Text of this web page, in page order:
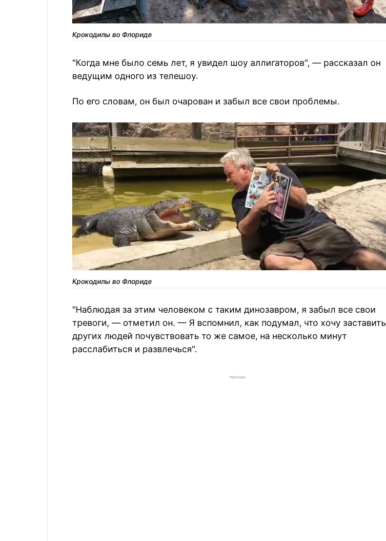
Крокодилы во Флориде
"Когда мне было семь лет, я увидел шоу аллигаторов", — рассказал он
ведущим одного из телешоу.
По его словам, он был очарован и забыл все свои проблемы.
Крокодилы во Флориде
"Наблюдая за этим человеком с таким динозавром, я забыл все свои
тревоги, — отметил он. — Я вспомнил, как подумал, что хочу заставить
других людей почувствовать то же самое, на несколько минут
расслабиться и развлечься".
РЕКЛАМА